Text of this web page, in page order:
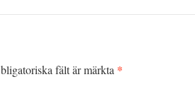
fält är märkta *